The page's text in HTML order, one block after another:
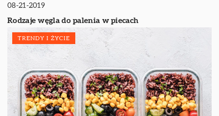
08-21-2019
Rodzaje węgla do palenia w piecach
TRENDY I ŻYCIE